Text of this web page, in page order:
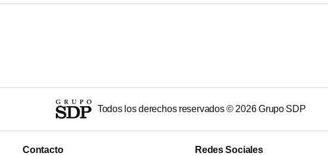
Todos los derechos reservados © 2026Grupo SDP
Contacto Redes Sociales